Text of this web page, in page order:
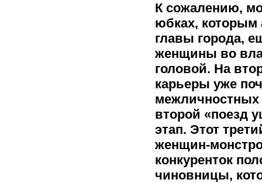
К сожалению,
юбках, которым
главы города,
женщины во
головой. На
карьеры уже
межличностных
второй «поезд
этап. Этот
женщин-
конкуренток
чиновницы,